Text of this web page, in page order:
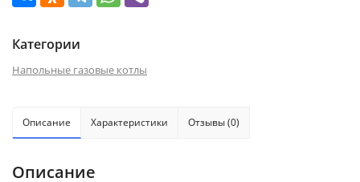
Категории
Напольные газовые котлы
Описание Характеристики Отзывы (0)
Описание